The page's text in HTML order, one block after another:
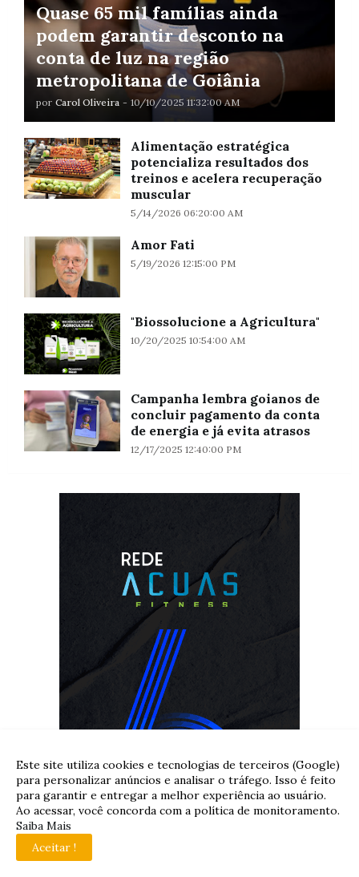
Quase 65 mil famílias ainda
podem garantir desconto na
conta de luz na região
metropolitana de Goiânia
por Carol Oliveira - 10/10/2025 11:32:00 AM
Alimentação estratégica
potencializa resultados dos
treinos e acelera recuperação
muscular
5/14/2026 06:20:00 AM
Amor Fati
5/19/2026 12:15:00 PM
"Biossolucione a Agricultura"
10/20/2025 10:54:00 AM
Campanha lembra goianos de
concluir pagamento da conta
de energia e já evita atrasos
12/17/2025 12:40:00 PM
Este site utiliza cookies e tecnologias de terceiros (Google)
para personalizar anúncios e analisar o tráfego. Isso é feito
para garantir e entregar a melhor experiência ao usuário.
Ao acessar, você concorda com a política de monitoramento.
Saiba Mais
Aceitar !